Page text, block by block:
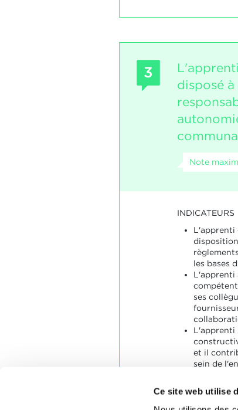
Ce site web utilise
3
disposé
Note
INDICATEURS
L'apprenti
les bases
L'apprenti
ses
L'apprenti
et il
sein de
manière